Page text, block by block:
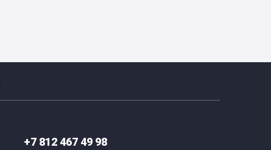
+7 812 467 49 98